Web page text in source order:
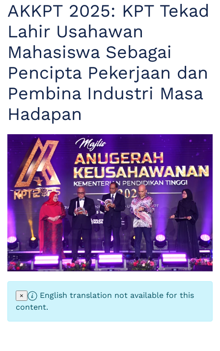
AKKPT 2025: KPT Tekad
Lahir Usahawan
Mahasiswa Sebagai
Pencipta Pekerjaan dan
Pembina Industri Masa
Hadapan
×
English translation not available for this
content.